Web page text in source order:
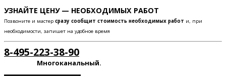
УЗНАЙТЕ ЦЕНУ — НЕОБХОДИМЫХ РАБОТ
Позвоните и мастер сразу сообщит стоимость необходимых работ и, при
необходимости, запишет на удобное время
8-495-223-38-90
Многоканальный.